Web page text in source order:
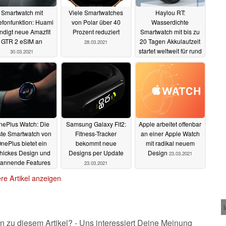
Smartwatch mit
Huami
neue Amazfit
GTR 2 eSIM an
30.03.2021
Viele Smartwatches
von Polar über 40
Prozent reduziert
28.03.2021
Haylou RT:
Wasserdichte
Smartwatch mit bis zu
20 Tagen Akkulaufzeit
startet weltweit für rund
25.03.2021
Watch: Die
Smartwatch von
bietet ein
Design und
Features
Samsung Galaxy Fit2:
Fitness-Tracker
bekommt neue
Designs per Update
23.03.2021
Apple arbeitet offenbar
an einer Apple Watch
mit radikal neuem
Design 23.03.2021
Artikel anzeigen
zu diesem Artikel? - Uns interessiert Deine Meinung